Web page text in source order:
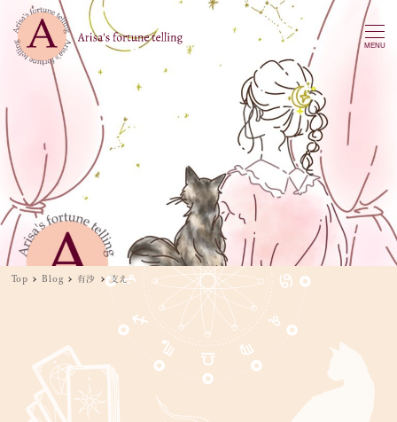
MENU
Top Blog 有沙 支え